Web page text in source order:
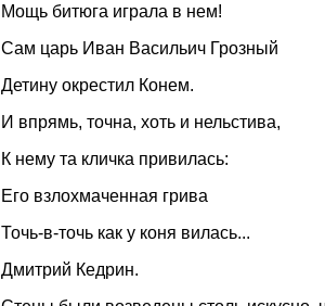
Мощь битюга играла в нем!
Сам царь Иван Васильич Грозный
Детину окрестил Конем.
И впрямь, точна, хоть и нельстива,
К нему та кличка привилась:
Его взлохмаченная грива
Точь-в-точь как у коня вилась...
Дмитрий Кедрин.